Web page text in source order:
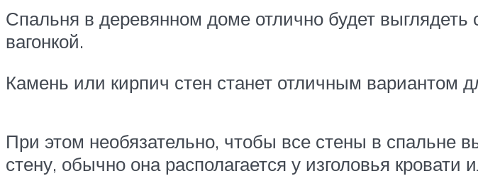
Спальня в деревянном доме отлично будет
вагонкой.
Камень или кирпич стен станет отличным вариантом
При этом необязательно, чтобы все стены в спальне
стену, обычно она располагается у изголовья кровати